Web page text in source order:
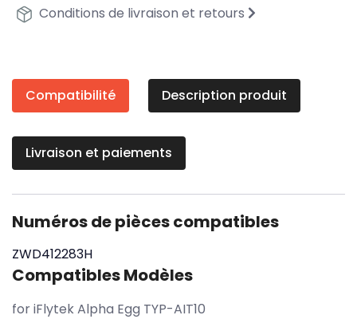
Conditions de livraison et retours
Compatibilité Description produit
Livraison et paiements
Numéros de pièces compatibles
ZWD412283H
Compatibles Modèles
for iFlytek Alpha Egg TYP-AIT10